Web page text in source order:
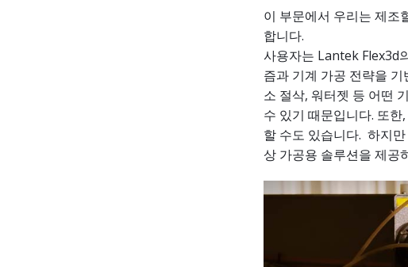
이 부문에서 우리는 제조
합니다.
사용자는 Lantek Flex3d
즘과 기계 가공 전략을
소 절삭, 워터젯 등 어떤
수 있기 때문입니다. 또
할 수도 있습니다. 하지
상 가공용 솔루션을 제공